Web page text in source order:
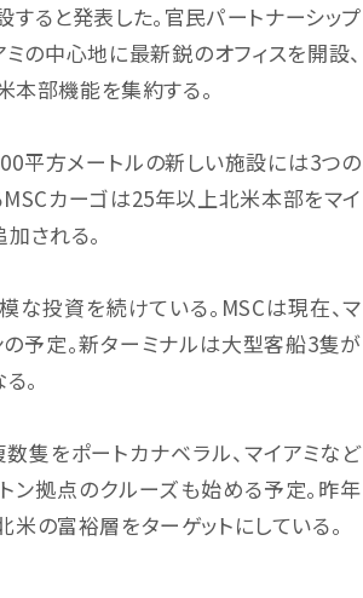
ると発表した。官民パートナーシップ
の中心地に最新鋭のオフィスを開設、
本部機能を集約する。
平方メートルの新しい施設には3つの
MSCカーゴは25年以上北米本部をマイ
される。
な投資を続けている。MSCは現在、マ
予定。新ターミナルは大型客船3隻が
。
隻をポートカナベラル、マイアミなど
ン拠点のクルーズも始める予定。昨年
の富裕層をターゲットにしている。